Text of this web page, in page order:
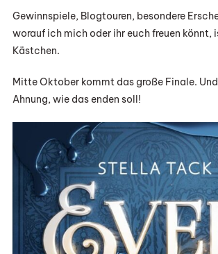
Gewinnspiele, Blogtouren, besondere
worauf ich mich oder ihr euch freuen könnt,
Kästchen.
Mitte Oktober kommt das große Finale.
Ahnung, wie das enden soll!